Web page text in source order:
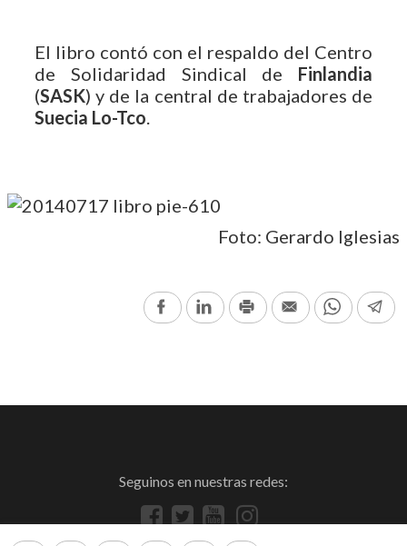
El libro contó con el respaldo del Centro
de Solidaridad Sindical de Finlandia
(SASK) y de la central de trabajadores de
Suecia Lo-Tco.
Foto: Gerardo Iglesias
FacebookLinkedInPrint Email
Seguinos en nuestras redes: